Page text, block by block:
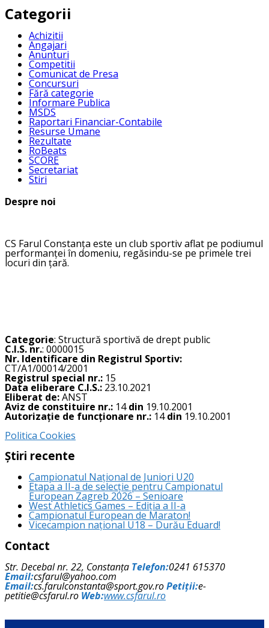
Categorii
Achizitii
Angajari
Anunturi
Competitii
Comunicat de Presa
Concursuri
Fără categorie
Informare Publica
MSDS
Raportari Financiar-Contabile
Resurse Umane
Rezultate
RoBeats
SCORE
Secretariat
Stiri
Despre noi
CS Farul Constanța este un club sportiv aflat pe podiumul
performanței în domeniu, regăsindu-se pe primele trei
locuri din țară.
Categorie: Structură sportivă de drept public
C.I.S. nr.: 0000015
Nr. Identificare din Registrul Sportiv:
CT/A1/00014/2001
Registrul special nr.: 15
Data eliberare C.I.S.: 23.10.2021
Eliberat de:ANST
Aviz de constituire nr.: 14din 19.10.2001
Autorizație de funcționare nr.: 14din 19.10.2001
Politica Cookies
Știri recente
Campionatul Național de Juniori U20
Etapa a II-a de selecție pentru Campionatul
European Zagreb 2026 – Senioare
West Athletics Games – Ediția a II-a
Campionatul European de Maraton!
Vicecampion național U18 – Durău Eduard!
Contact
Str. Decebal nr. 22, Constanța Telefon:0241 615370
Email:csfarul@yahoo.com
Email:cs.farulconstanta@sport.gov.roPetiții:e-
petitie@csfarul.ro Web:www.csfarul.ro